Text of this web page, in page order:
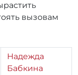
вызовам
Надежда
Бабкина